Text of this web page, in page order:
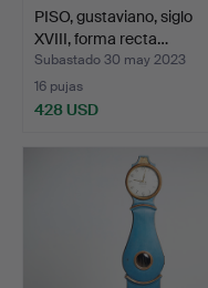
PISO, gustaviano, siglo
XVIII, forma recta…
Subastado 30 may 2023
16 pujas
428 USD